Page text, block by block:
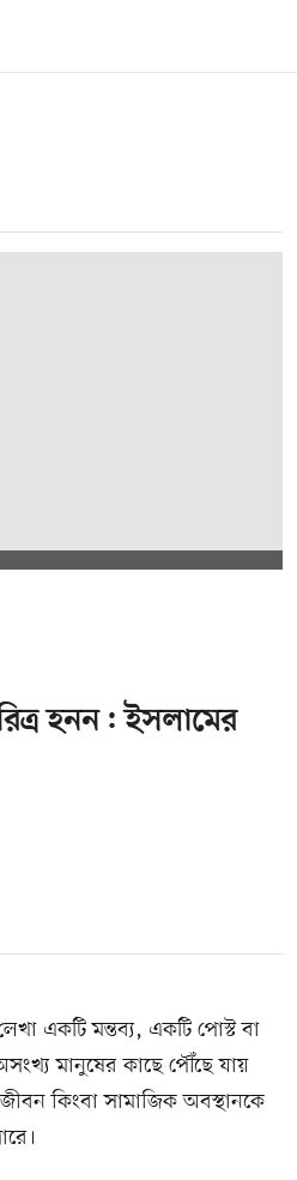
হনন: ইসলামের
একটি মন্তব্য, একটি পোস্ট বা
মানুষের কাছে পৌঁছে যায়
কিংবা সামাজিক অবস্থানকে